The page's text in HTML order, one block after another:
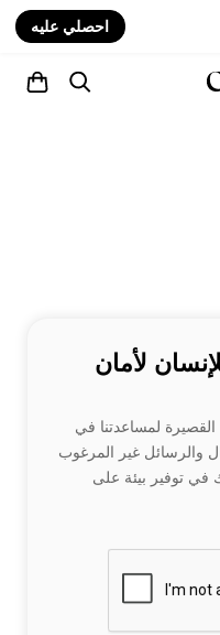
احصلي عليه
لأمان
لمساعدتنا في
والرسائل غير المرغوب
في توفير بيئة على